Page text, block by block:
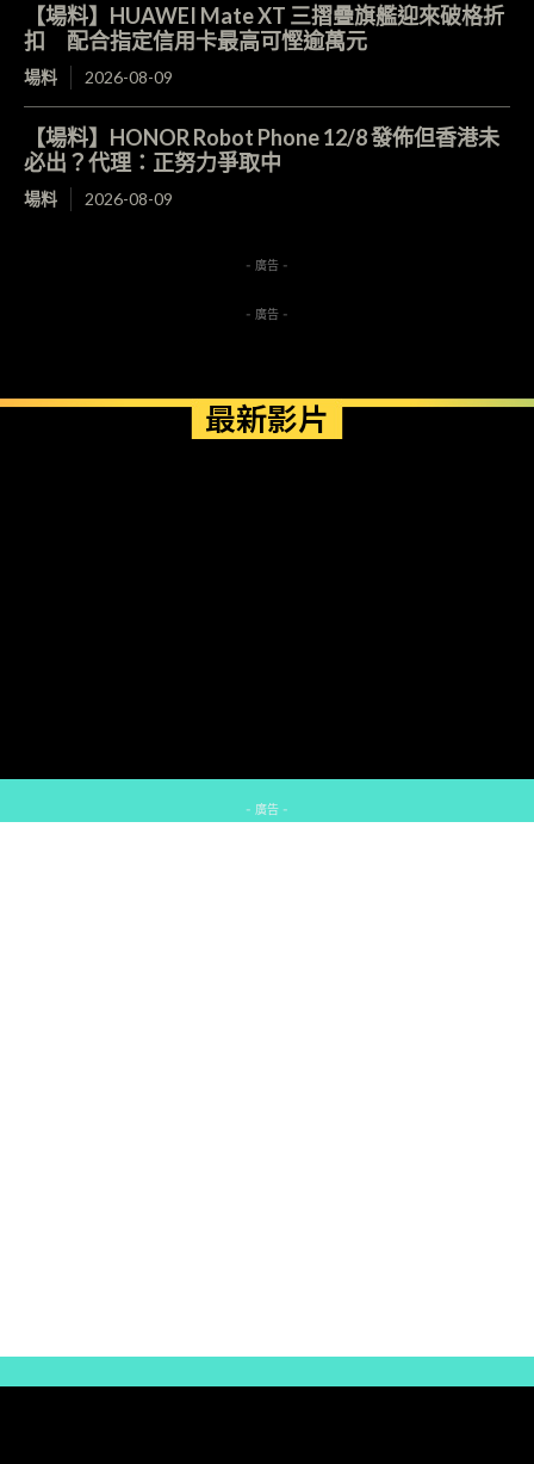
【場料】HUAWEI Mate XT 三摺疊旗艦迎來破格折
扣 配合指定信用卡最高可慳逾萬元
場料 2026-08-09
【場料】HONOR Robot Phone 12/8 發佈但香港未
必出？代理：正努力爭取中
場料 2026-08-09
- 廣告 -
- 廣告 -
最新影片
- 廣告 -